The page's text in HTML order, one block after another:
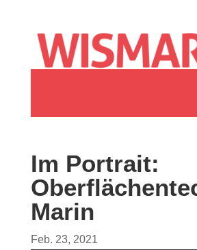
Im Portrait:
Marin
Feb. 23, 2021